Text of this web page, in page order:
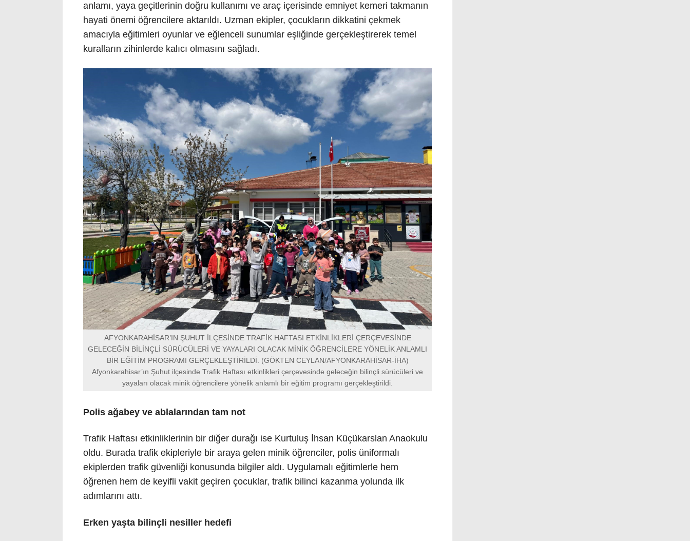
anlamı, yaya geçitlerinin doğru kullanımı ve araç içerisinde emniyet kemeri takmanın
hayati önemi öğrencilere aktarıldı. Uzman ekipler, çocukların dikkatini çekmek
amacıyla eğitimleri oyunlar ve eğlenceli sunumlar eşliğinde gerçekleştirerek temel
kuralların zihinlerde kalıcı olmasını sağladı.
AFYONKARAHİSAR’IN ŞUHUT İLÇESİNDE TRAFİK HAFTASI ETKİNLİKLERİ ÇERÇEVESİNDE
GELECEĞİN BİLİNÇLİ SÜRÜCÜLERİ VE YAYALARI OLACAK MİNİK ÖĞRENCİLERE YÖNELİK ANLAMLI
BİR EĞİTİM PROGRAMI GERÇEKLEŞTİRİLDİ. (GÖKTEN CEYLAN/AFYONKARAHİSAR-İHA)
Afyonkarahisar’ın Şuhut ilçesinde Trafik Haftası etkinlikleri çerçevesinde geleceğin bilinçli sürücüleri ve
yayaları olacak minik öğrencilere yönelik anlamlı bir eğitim programı gerçekleştirildi.
Polis ağabey ve ablalarından tam not
Trafik Haftası etkinliklerinin bir diğer durağı ise Kurtuluş İhsan Küçükarslan Anaokulu
oldu. Burada trafik ekipleriyle bir araya gelen minik öğrenciler, polis üniformalı
ekiplerden trafik güvenliği konusunda bilgiler aldı. Uygulamalı eğitimlerle hem
öğrenen hem de keyifli vakit geçiren çocuklar, trafik bilinci kazanma yolunda ilk
adımlarını attı.
Erken yaşta bilinçli nesiller hedefi